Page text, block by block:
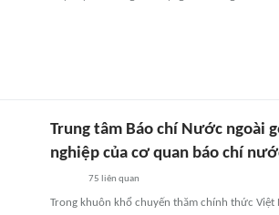
Trung tâm Báo chí Nước ngoài
nghiệp của cơ quan báo chí
75 liên quan
Trong khuôn khổ chuyến thăm chính thức